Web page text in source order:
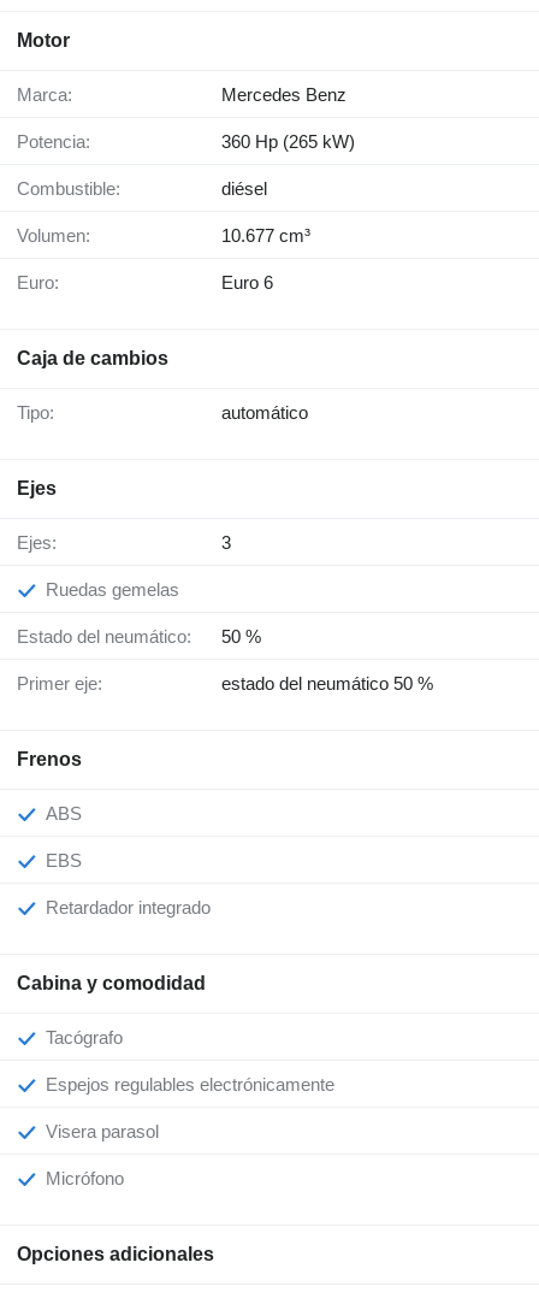
Motor
Marca: Mercedes Benz
Potencia: 360 Hp (265 kW)
Combustible: diésel
Volumen: 10.677 cm³
Euro: Euro 6
Caja de cambios
Tipo: automático
Ejes
Ejes: 3
Ruedas gemelas
Estado del neumático: 50 %
Primer eje: estado del neumático 50 %
Frenos
ABS
EBS
Retardador integrado
Cabina y comodidad
Tacógrafo
Espejos regulables electrónicamente
Visera parasol
Micrófono
Opciones adicionales